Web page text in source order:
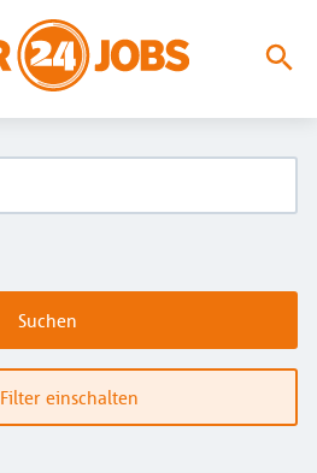
Suchen
Filter einschalten